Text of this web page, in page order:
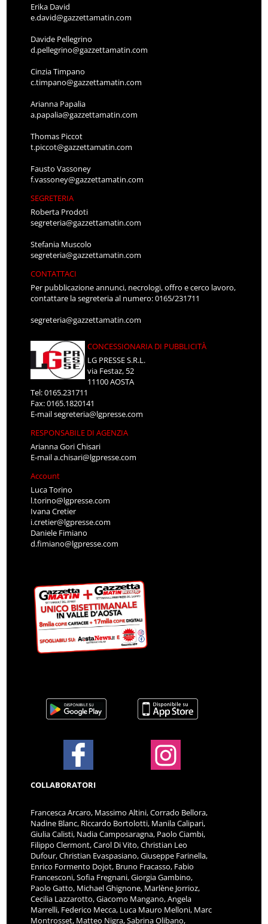
Erika David
e.david@gazzettamatin.com
Davide Pellegrino
d.pellegrino@gazzettamatin.com
Cinzia Timpano
c.timpano@gazzettamatin.com
Arianna Papalia
a.papalia@gazzettamatin.com
Thomas Piccot
t.piccot@gazzettamatin.com
Fausto Vassoney
f.vassoney@gazzettamatin.com
SEGRETERIA
Roberta Prodoti
segreteria@gazzettamatin.com
Stefania Muscolo
segreteria@gazzettamatin.com
CONTATTACI
Per pubblicazione annunci, necrologi, offro e cerco lavoro,
contattare la segreteria al numero: 0165/231711
segreteria@gazzettamatin.com
CONCESSIONARIA DI PUBBLICITÀ
LG PRESSE S.R.L.
via Festaz, 52
11100 AOSTA
Tel: 0165.231711
Fax: 0165.1820141
E-mailsegreteria@lgpresse.com
RESPONSABILE DI AGENZIA
Arianna Gori Chisari
E-maila.chisari@lgpresse.com
Account
Luca Torino
l.torino@lgpresse.com
Ivana Cretier
i.cretier@lgpresse.com
Daniele Fimiano
d.fimiano@lgpresse.com
COLLABORATORI
Francesca Arcaro, Massimo Altini, Corrado Bellora,
Nadine Blanc, Riccardo Bortolotti, Manila Calipari,
Giulia Calisti, Nadia Camposaragna, Paolo Ciambi,
Filippo Clermont, Carol Di Vito, Christian Leo
Dufour, Christian Evaspasiano, Giuseppe Farinella,
Enrico Formento Dojot, Bruno Fracasso, Fabio
Francesconi, Sofia Fregnani, Giorgia Gambino,
Paolo Gatto, Michael Ghignone, Marlène Jorrioz,
Cecilia Lazzarotto, Giacomo Mangano, Angela
Marrelli, Federico Mecca, Luca Mauro Melloni, Marc
Montrosset, Matteo Nigra, Sabrina Olibano,